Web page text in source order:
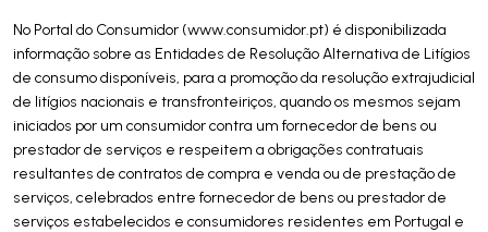
No Portal do Consumidor (www.consumidor.pt) é disponibilizada
informação sobre as Entidades de Resolução Alternativa de Litígios
de consumo disponíveis, para a promoção da resolução extrajudicial
de litígios nacionais e transfronteiriços, quando os mesmos sejam
iniciados por um consumidor contra um fornecedor de bens ou
prestador de serviços e respeitem a obrigações contratuais
resultantes de contratos de compra e venda ou de prestação de
serviços, celebrados entre fornecedor de bens ou prestador de
serviços estabelecidos e consumidores residentes em Portugal e